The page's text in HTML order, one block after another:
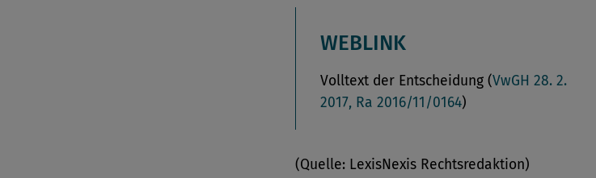
WEBLINK
Volltext der Entscheidung (VwGH 28. 2.
2017, Ra 2016/11/0164)
(Quelle: LexisNexis Rechtsredaktion)